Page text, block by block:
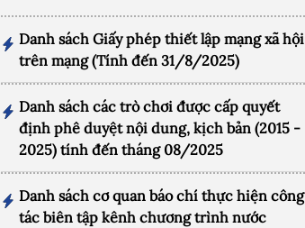
Danh sách Giấy phép thiết lập mạng xã hội
trên mạng (Tính đến 31/8/2025)
Danh sách các trò chơi được cấp quyết
định phê duyệt nội dung, kịch bản (2015 -
2025) tính đến tháng 08/2025
Danh sách cơ quan báo chí thực hiện công
tác biên tập kênh chương trình nước